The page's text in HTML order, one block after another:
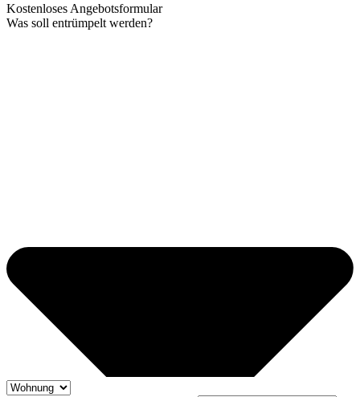
Kostenloses Angebotsformular
Was soll entrümpelt werden?